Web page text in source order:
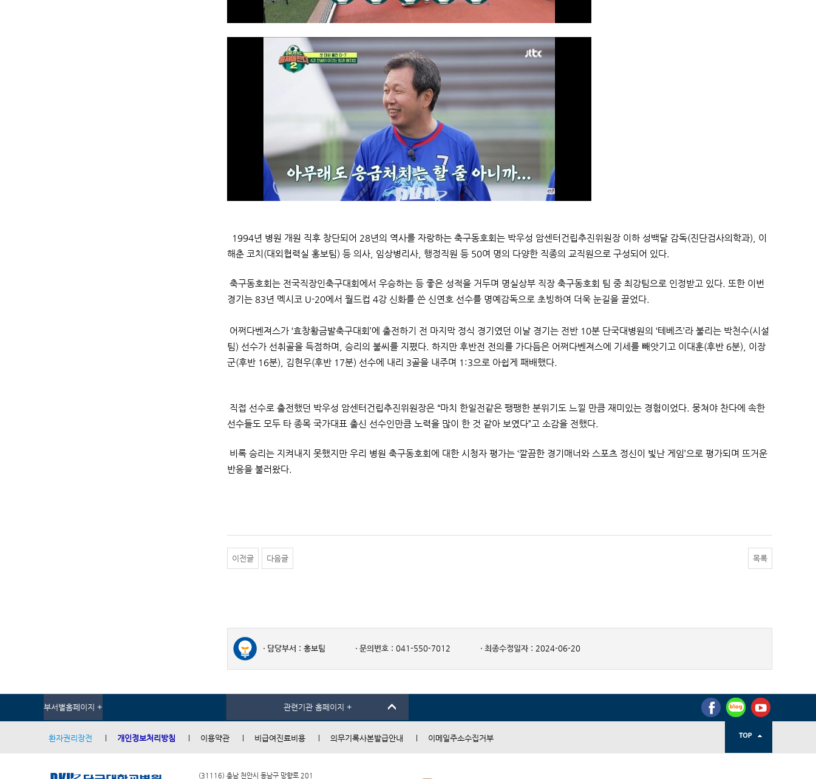
1994년 병원 개원 직후 창단되어 28년의 역사를 자랑하는 축구동호회는 박우성 암센터건립추진위원장 이하 성백달 감독(진단검사의학과), 이
해춘 코치(대외협력실 홍보팀) 등 의사, 임상병리사, 행정직원 등 50여 명의 다양한 직종의 교직원으로 구성되어 있다.
축구동호회는 전국직장인축구대회에서 우승하는 등 좋은 성적을 거두며 명실상부 직장 축구동호회 팀 중 최강팀으로 인정받고 있다. 또한 이번
경기는 83년 멕시코 U-20에서 월드컵 4강 신화를 쓴 신연호 선수를 명예감독으로 초빙하여 더욱 눈길을 끌었다.
어쩌다벤져스가 ‘효창황금발축구대회’에 출전하기 전 마지막 정식 경기였던 이날 경기는 전반 10분 단국대병원의 ‘테베즈’라 불리는 박천수(시설
팀) 선수가 선취골을 득점하며, 승리의 불씨를 지폈다. 하지만 후반전 전의를 가다듬은 어쩌다벤져스에 기세를 빼앗기고 이대훈(후반 6분), 이장
군(후반 16분), 김현우(후반 17분) 선수에 내리 3골을 내주며 1:3으로 아쉽게 패배했다.
직접 선수로 출전했던 박우성 암센터건립추진위원장은 “마치 한일전같은 팽팽한 분위기도 느낄 만큼 재미있는 경험이었다. 뭉쳐야 찬다에 속한
선수들도 모두 타 종목 국가대표 출신 선수인만큼 노력을 많이 한 것 같아 보였다”고 소감을 전했다.
비록 승리는 지켜내지 못했지만 우리 병원 축구동호회에 대한 시청자 평가는 ‘깔끔한 경기매너와 스포츠 정신이 빛난 게임’으로 평가되며 뜨거운
반응을 불러왔다.
이전글 다음글 목록
담당부서 : 홍보팀 문의번호 : 041-550-7012 최종수정일자 : 2024-06-20
부서별홈페이지 + 관련기관 홈페이지 +
환자권리장전 개인정보처리방침 이용약관 비급여진료비용 의무기록사본발급안내 이메일주소수집거부
(31116) 충남 천안시 동남구 망향로 201